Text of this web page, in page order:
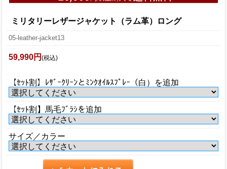
ミリタリーレザージャケット（ラム革）ロング
05-leather-jacket13
59,990円 (税込)
【ｾｯﾄ割】ﾚｻﾞｰｸﾘｰﾝとﾐﾝｸｵｲﾙｽﾌﾟﾚｰ（白）を追加
【ｾｯﾄ割】馬毛ﾌﾞﾗｼを追加
サイズ／カラー